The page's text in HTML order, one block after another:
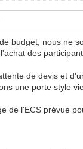
budget, nous ne
des
de devis et
une porte style
de l'ECS prévue